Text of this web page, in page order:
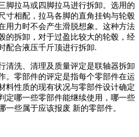
脚拉马或四脚拉马进行拆卸。选用的
相配，拉马各脚的直角挂钩与轮毂
用力时不会产生滑脱想象。这种方法
拆卸，对于过盈比较大的轮毂，经
配合液压千斤顶进行拆卸.
洗、清理及质量评定是联轴器拆卸
。零部件的评定是指每个零部件在运
和材料性质的现有状况与零部件设计确定
定哪一些零部件能继续使用，哪一些
一些属于应该报废 新的零部件。